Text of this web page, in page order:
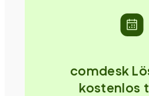
comdesk
kostenlos